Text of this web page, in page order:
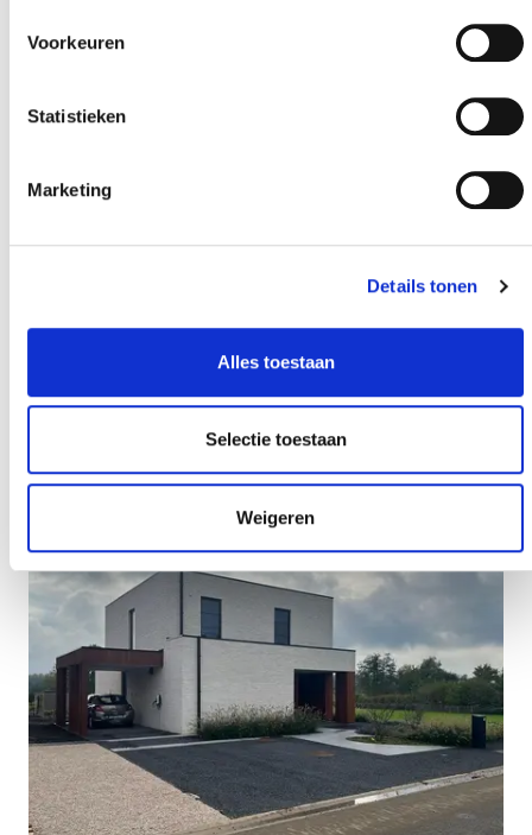
Voorkeuren
Statistieken
Marketing
Details tonen
Alles toestaan
Selectie toestaan
Weigeren